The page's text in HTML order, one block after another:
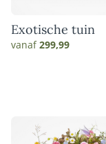
Exotische tuin
vanaf299,99